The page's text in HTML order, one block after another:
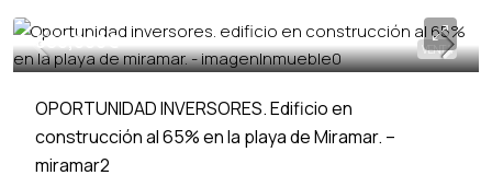
VENTA
680,000€
OPORTUNIDAD INVERSORES. Edificio en
construcción al 65% en la playa de Miramar. –
miramar2